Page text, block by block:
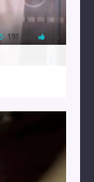
193 MB